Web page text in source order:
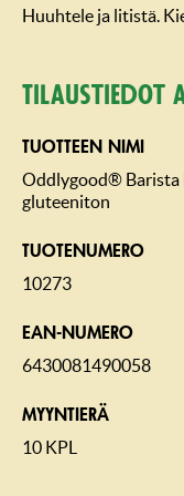
Huuhtele ja litistä.
Tilaustiedot
TUOTTEEN NIMI
Oddlygood® Barista
gluteeniton
TUOTENUMERO
10273
EAN-NUMERO
6430081490058
MYYNTIERÄ
10 KPL